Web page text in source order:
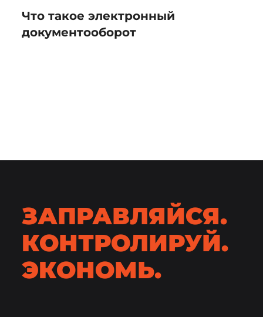
Что такое электронный
документооборот
ЗАПРАВЛЯЙСЯ.
КОНТРОЛИРУЙ.
ЭКОНОМЬ.